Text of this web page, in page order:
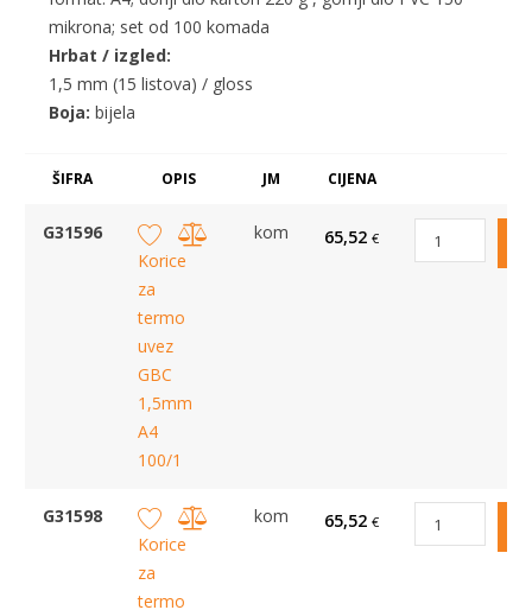
mikrona; set od 100 komada
Hrbat / izgled:
1,5 mm (15 listova) / gloss
Boja: bijela
ŠIFRA OPIS JM CIJENA
G31596
Korice
za
termo
uvez
GBC
1,5mm
A4
100/1
kom 65,52 €
G31598
Korice
za
termo
kom 65,52 €